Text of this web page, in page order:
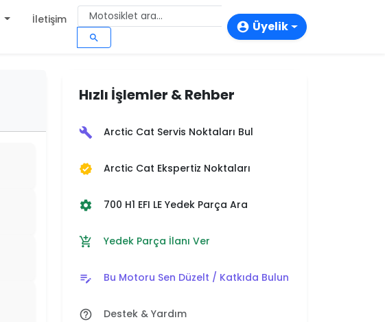
İletişim
search
account_circle Üyelik
Hızlı İşlemler & Rehber
build Arctic Cat Servis Noktaları Bul
verified Arctic Cat Ekspertiz Noktaları
settings 700 H1 EFI LE Yedek Parça Ara
add_shopping_cart Yedek Parça İlanı Ver
edit_note Bu Motoru Sen Düzelt / Katkıda Bulun
help_outline Destek & Yardım